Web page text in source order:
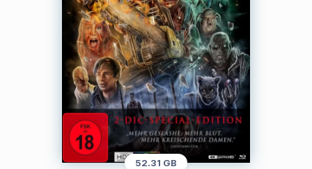
52.31 GB